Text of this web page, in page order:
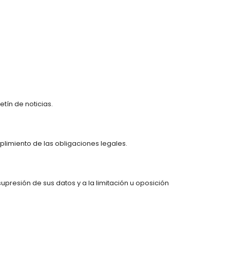
de noticias.
de las obligaciones legales.
de sus datos y a la limitación u oposición